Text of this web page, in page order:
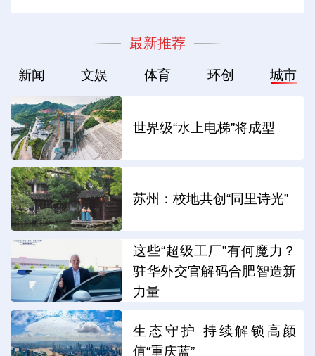
最新推荐
新闻 文娱 体育 环创 城市
世界级“水上电梯”将成型
苏州：校地共创“同里诗光”
这些“超级工厂”有何魔力？
驻华外交官解码合肥智造新
力量
生态守护 持续解锁高颜
值“重庆蓝”